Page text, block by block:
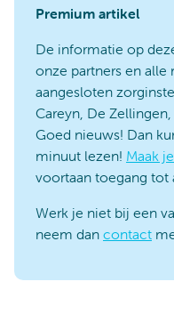
Premium artikel
De informatie op
onze partners en alle
aangesloten
Careyn, De
Goed nieuws! Dan
minuut lezen! Maak
voortaan toegang tot
Werk je niet bij een
neem dan contact